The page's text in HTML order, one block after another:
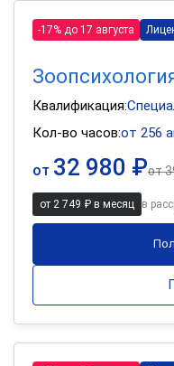
-17% до 17 августа
Квалификация:
Кол-во часов:от 256
от 32 980 ₽от
от 2 749 ₽ в месяц в